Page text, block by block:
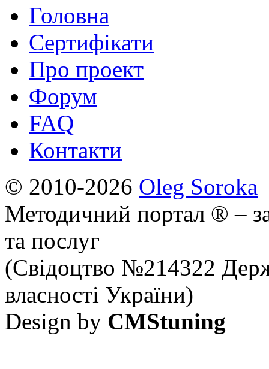
Головна
Сертифікати
Про проект
Форум
FAQ
Контакти
© 2010-2026 Oleg Soroka
Методичний портал ® –
та послуг
(Свідоцтво №214322
власності України)
Design by CMStuning